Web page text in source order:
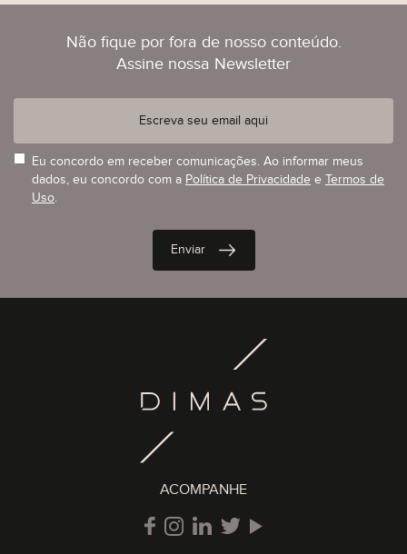
Não fique por fora de nosso conteúdo.
Assine nossa Newsletter
Eu concordo em receber comunicações. Ao informar meus
dados, eu concordo com a Política de Privacidade e Termos de
Uso.
ACOMPANHE